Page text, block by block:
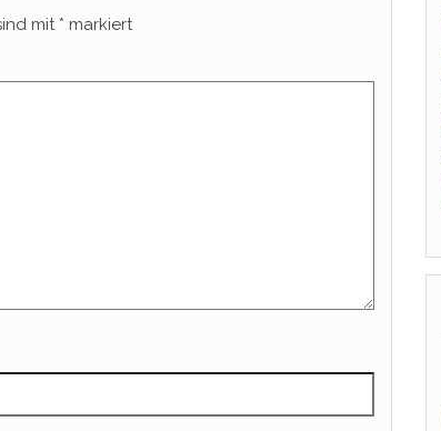
mit * markiert